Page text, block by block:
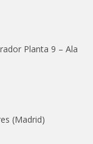
Planta 9 – Ala
(Madrid)